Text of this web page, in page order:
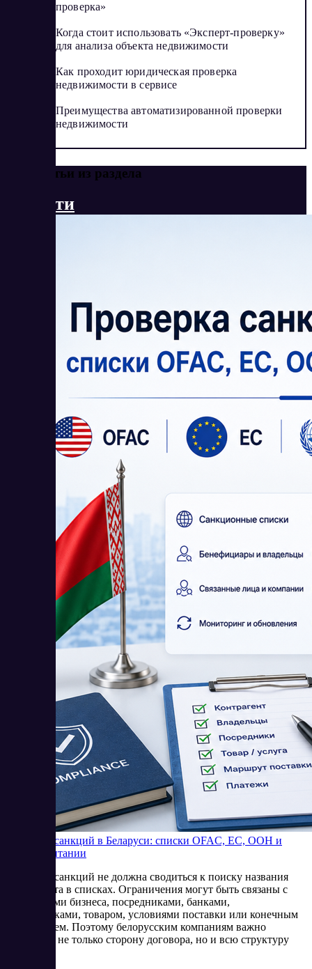
проверка»
Когда стоит использовать «Эксперт-проверку»
для анализа объекта недвижимости
Как проходит юридическая проверка
недвижимости в сервисе
Преимущества автоматизированной проверки
недвижимости
Еще статьи из раздела
Новости
Проверка санкций в Беларуси: списки OFAC, ЕС, ООН и
Великобритании
Проверка санкций не должна сводиться к поиску названия
контрагента в списках. Ограничения могут быть связаны с
владельцами бизнеса, посредниками, банками,
перевозчиками, товаром, условиями поставки или конечным
получателем. Поэтому белорусским компаниям важно
оценивать не только сторону договора, но и всю структуру